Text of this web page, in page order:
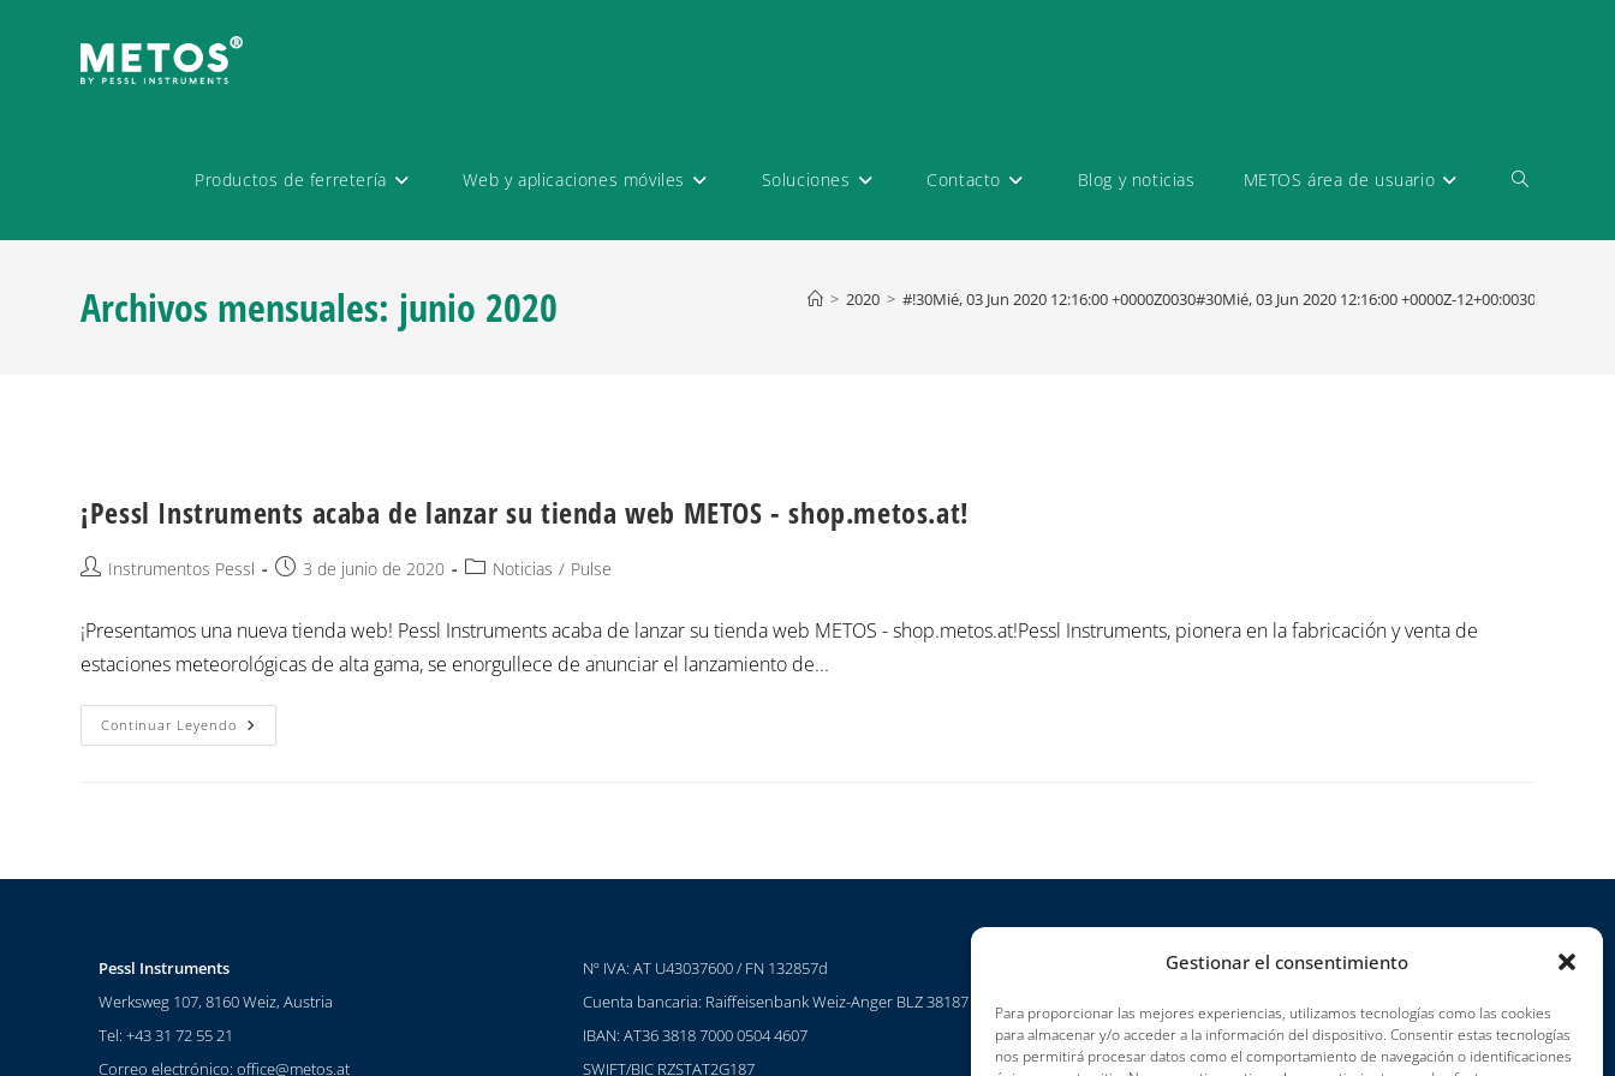
Gestionar el consentimiento
Para proporcionar las mejores experiencias, utilizamos tecnologías como las cookies
para almacenar y/o acceder a la información del dispositivo. Consentir estas tecnologías
nos permitirá procesar datos como el comportamiento de navegación o identificaciones
Productos de ferretería Web y aplicaciones móviles Soluciones Contacto Blog y noticias METOS área de usuario
Archivos mensuales: junio 2020 > 2020 > #!30Mié, 03 Jun 2020 12:16:00 +0000Z0030#30Mié, 03 Jun 2020 12:16:00 +0000Z-
¡Pessl Instruments acaba de lanzar su tienda web METOS - shop.metos.at!
Instrumentos Pessl 3 de junio de 2020 Noticias / Pulse
¡Presentamos una nueva tienda web! Pessl Instruments acaba de lanzar su tienda web METOS - shop.metos.at!Pessl Instruments, pionera en la fabricación y venta de
estaciones meteorológicas de alta gama, se enorgullece de anunciar el lanzamiento de...
Continuar Leyendo
Pessl Instruments
Werksweg 107, 8160 Weiz, Austria
Tel: +43 31 72 55 21
Correo electrónico:office@metos.at
Nº IVA: AT U43037600 / FN 132857d
Cuenta bancaria: Raiffeisenbank Weiz-Anger BLZ 38187
IBAN: AT36 3818 7000 0504 4607
SWIFT/BIC RZSTAT2G187
Condiciones de uso
Impressum